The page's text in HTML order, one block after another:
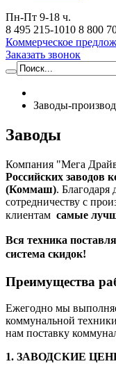
Пн-Пт 9-18 ч.
8 495 215-1010 8 800
Коммерческое
Заказать звонок
Заводы-
Заводы
Компания "Мега
Российских заводов
(Коммаш). Благодаря
сотредничеству с
клиентам самые
Вся техника
система скидок!
Преимущества
Ежегодно мы
коммунальной
нам поставку
1. ЗАВОДСКИЕ